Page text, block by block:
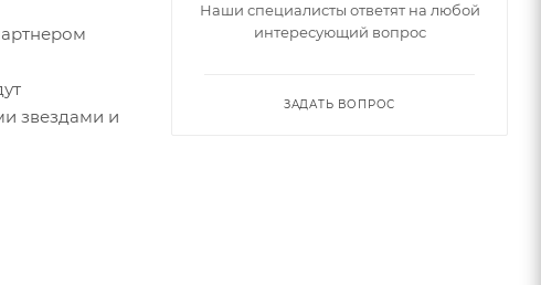
звездами и
Наши специалисты ответят на любой
интересующий вопрос
ЗАДАТЬ ВОПРОС